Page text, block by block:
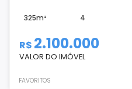
325m² 4
R$ 2.100.000
VALOR DO IMÓVEL
FAVORITOS